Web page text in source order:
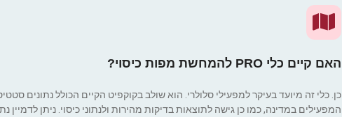
האם קיים כלי PRO להמחשת מפות כיסוי?
כן. כלי זה מיועד בעיקר למפעילי סלולרי. הוא שולב בקוקפיט הקיים הכולל נתונים
המפעילים במדינה, כמו כן גישה לתוצאות בדיקות מהירות ולנתוני כיסוי. ניתן לדמיין